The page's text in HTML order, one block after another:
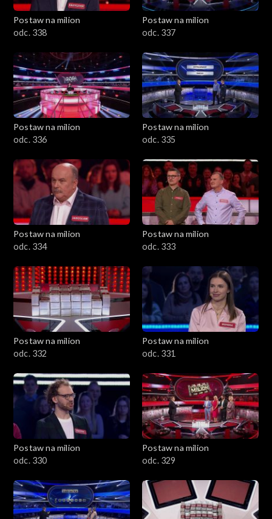
Postaw na milion
odc. 338
Postaw na milion
odc. 337
Postaw na milion
odc. 336
Postaw na milion
odc. 335
Postaw na milion
odc. 334
Postaw na milion
odc. 333
Postaw na milion
odc. 332
Postaw na milion
odc. 331
Postaw na milion
odc. 330
Postaw na milion
odc. 329